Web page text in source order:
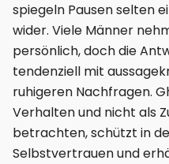
spiegeln Pausen selten
wider. Viele Männer
persönlich, doch die
tendenziell mit
ruhigeren Nachfragen.
Verhalten und nicht als
betrachten, schützt in
Selbstvertrauen und